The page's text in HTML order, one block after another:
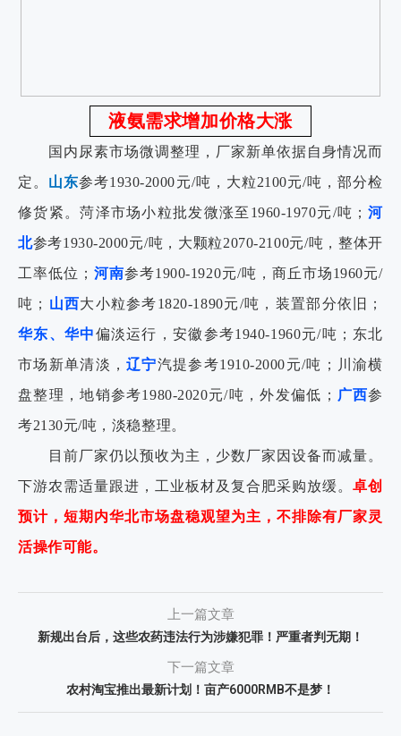
液氨需求增加价格大涨
国内尿素市场微调整理，厂家新单依据自身情况而
定。 山东参考1930-2000元/吨，大粒2100元/吨，部分检
修货紧。菏泽市场小粒批发微涨至1960-1970元/吨； 河
北参考1930-2000元/吨，大颗粒2070-2100元/吨，整体开
工率低位； 河南参考1900-1920元/吨，商丘市场1960元/
吨； 山西大小粒参考1820-1890元/吨，装置部分依旧；
华东、华中偏淡运行，安徽参考1940-1960元/吨；东北
市场新单清淡，辽宁汽提参考1910-2000元/吨；川渝横
盘整理，地销参考1980-2020元/吨，外发偏低； 广西参
考2130元/吨，淡稳整理。
目前厂家仍以预收为主，少数厂家因设备而减量。
下游农需适量跟进，工业板材及复合肥采购放缓。卓创
预计，短期内华北市场盘稳观望为主，不排除有厂家灵
活操作可能。
上一篇文章
新规出台后，这些农药违法行为涉嫌犯罪！严重者判无期！
下一篇文章
农村淘宝推出最新计划！亩产6000RMB不是梦！